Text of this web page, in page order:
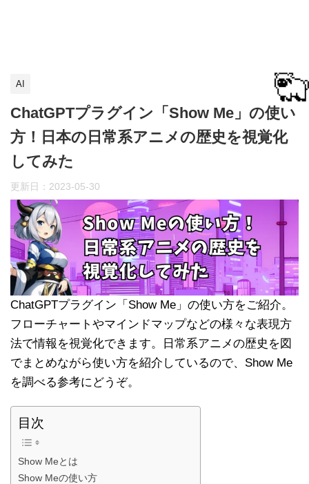
AI
ChatGPTプラグイン「Show Me」の使い
方！日本の日常系アニメの歴史を視覚化
してみた
更新日： 2023-05-30
ChatGPTプラグイン「Show Me」の使い方をご紹介。
フローチャートやマインドマップなどの様々な表現方
法で情報を視覚化できます。日常系アニメの歴史を図
でまとめながら使い方を紹介しているので、Show Me
を調べる参考にどうぞ。
目次
Show Meとは
Show Meの使い方